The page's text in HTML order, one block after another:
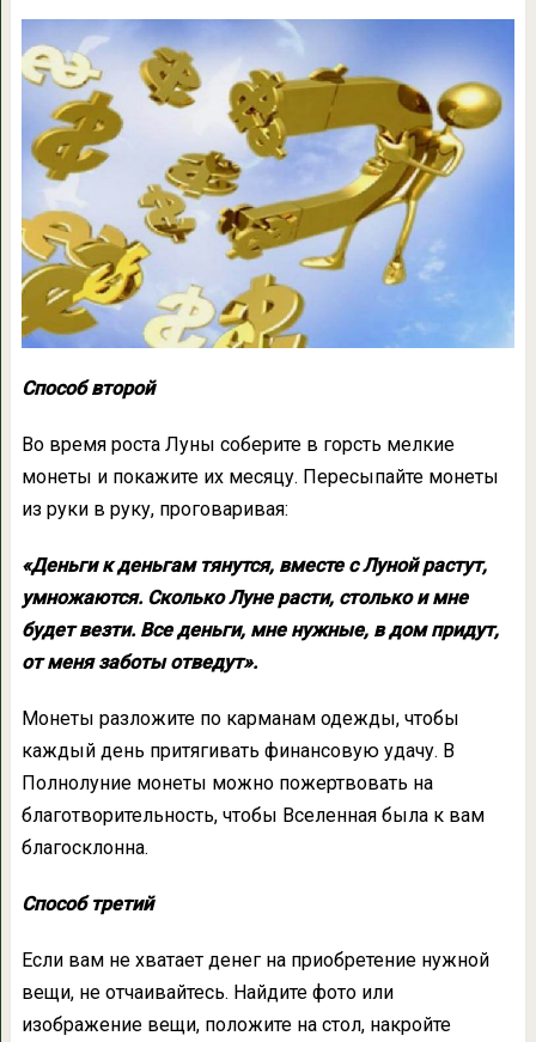
Способ второй
Во время роста Луны соберите в горсть мелкие
монеты и покажите их месяцу. Пересыпайте монеты
из руки в руку, проговаривая:
«Деньги к деньгам тянутся, вместе с Луной растут,
умножаются. Сколько Луне расти, столько и мне
будет везти. Все деньги, мне нужные, в дом придут,
от меня заботы отведут».
Монеты разложите по карманам одежды, чтобы
каждый день притягивать финансовую удачу. В
Полнолуние монеты можно пожертвовать на
благотворительность, чтобы Вселенная была к вам
благосклонна.
Способ третий
Если вам не хватает денег на приобретение нужной
вещи, не отчаивайтесь. Найдите фото или
изображение вещи, положите на стол, накройте